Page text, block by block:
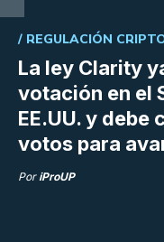
La ley Clarity
votación en el
EE.UU. y debe
votos para
/ REGULACIÓN
Por iProUP